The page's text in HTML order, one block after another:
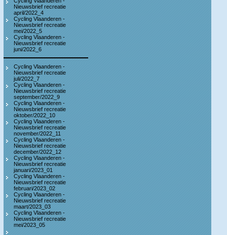
Nieuwsbrief recreatie
april/2022_4
Cycling Vlaanderen -
Nieuwsbrief recreatie
mei/2022_5
Cycling Vlaanderen -
Nieuwsbrief recreatie
juni/2022_6
Cycling Vlaanderen -
Nieuwsbrief recreatie
juli/2022_7
Cycling Vlaanderen -
Nieuwsbrief recreatie
september/2022_9
Cycling Vlaanderen -
Nieuwsbrief recreatie
oktober/2022_10
Cycling Vlaanderen -
Nieuwsbrief recreatie
november/2022_11
Cycling Vlaanderen -
Nieuwsbrief recreatie
december/2022_12
Cycling Vlaanderen -
Nieuwsbrief recreatie
januari/2023_01
Cycling Vlaanderen -
Nieuwsbrief recreatie
februari/2023_02
Cycling Vlaanderen -
Nieuwsbrief recreatie
maart/2023_03
Cycling Vlaanderen -
Nieuwsbrief recreatie
mei/2023_05